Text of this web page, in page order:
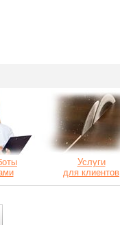
Услуги
для клиентов